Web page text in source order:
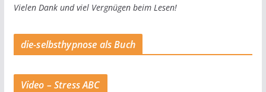
Vielen Dank und viel Vergnügen beim Lesen!
die-selbsthypnose als Buch
Video – Stress ABC